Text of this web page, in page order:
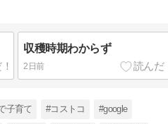
収穫時期わからず
2日前
子育て #コストコ #google